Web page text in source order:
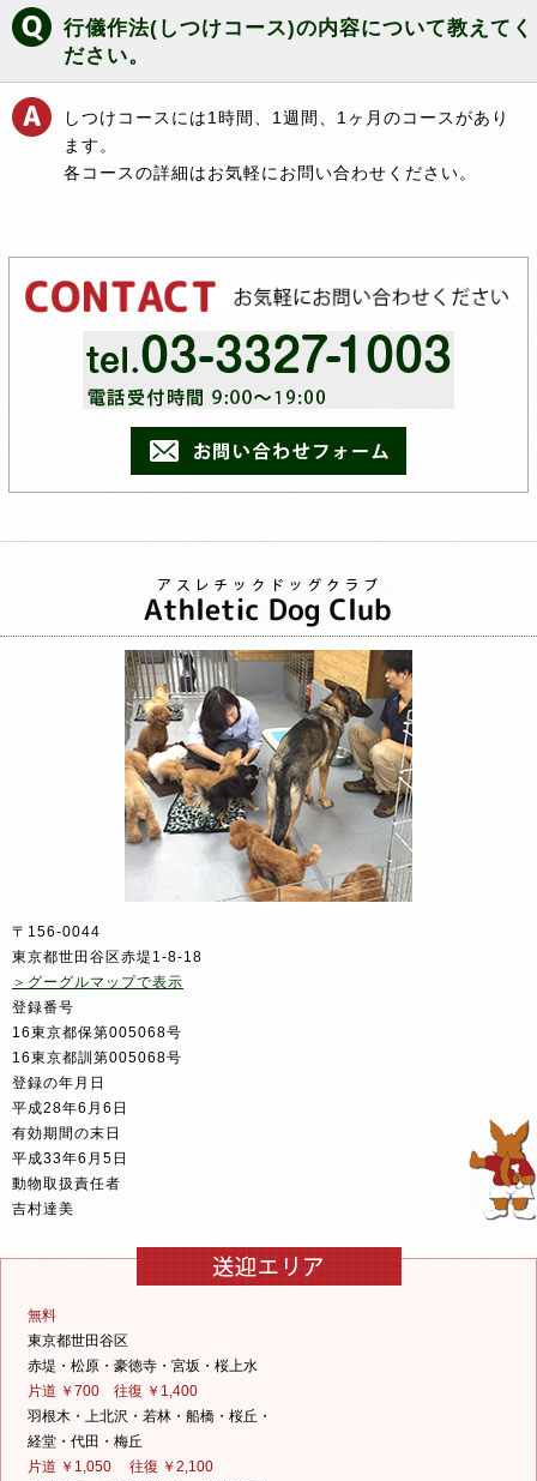
行儀作法(しつけコース)の内容について教えてく
ださい。
しつけコースには1時間、1週間、1ヶ月のコースがあり
ます。
各コースの詳細はお気軽にお問い合わせください。
〒156-0044
東京都世田谷区赤堤1-8-18
＞グーグルマップで表示
登録番号
16東京都保第005068号
16東京都訓第005068号
登録の年月日
平成28年6月6日
有効期間の末日
平成33年6月5日
動物取扱責任者
吉村達美
無料
東京都世田谷区
赤堤・松原・豪徳寺・宮坂・桜上水
片道 ￥700 往復 ￥1,400
羽根木・上北沢・若林・船橋・桜丘・
経堂・代田・梅丘
片道 ￥1,050 往復 ￥2,100